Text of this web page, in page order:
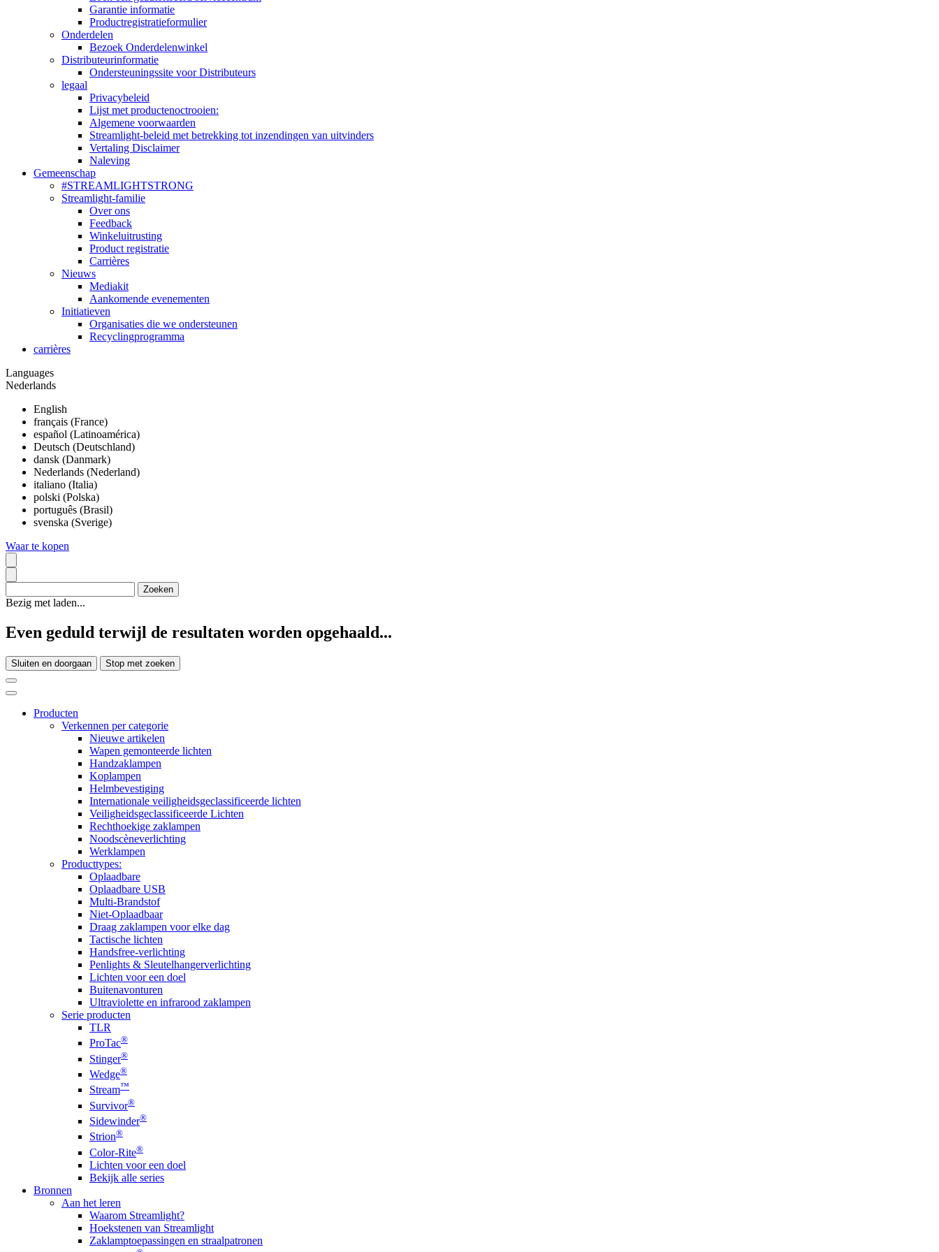
Garantie informatie
Productregistratieformulier
Onderdelen
Bezoek Onderdelenwinkel
Distributeurinformatie
Ondersteuningssite voor Distributeurs
legaal
Privacybeleid
Lijst met productenoctrooien:
Algemene voorwaarden
Streamlight-beleid met betrekking tot inzendingen van uitvinders
Vertaling Disclaimer
Naleving
Gemeenschap
#STREAMLIGHTSTRONG
Streamlight-familie
Over ons
Feedback
Winkeluitrusting
Product registratie
Carrières
Nieuws
Mediakit
Aankomende evenementen
Initiatieven
Organisaties die we ondersteunen
Recyclingprogramma
carrières
Languages
Nederlands
English
français (France)
español (Latinoamérica)
Deutsch (Deutschland)
dansk (Danmark)
Nederlands (Nederland)
italiano (Italia)
polski (Polska)
português (Brasil)
svenska (Sverige)
Waar te kopen
Bezig met laden...
Even geduld terwijl de resultaten worden opgehaald...
Sluiten en doorgaan Stop met zoeken
Producten
Verkennen per categorie
Nieuwe artikelen
Wapen gemonteerde lichten
Handzaklampen
Koplampen
Helmbevestiging
Internationale veiligheidsgeclassificeerde lichten
Veiligheidsgeclassificeerde Lichten
Rechthoekige zaklampen
Noodscèneverlichting
Werklampen
Producttypes:
Oplaadbare
Oplaadbare USB
Multi-Brandstof
Niet-Oplaadbaar
Draag zaklampen voor elke dag
Tactische lichten
Handsfree-verlichting
Penlights & Sleutelhangerverlichting
Lichten voor een doel
Buitenavonturen
Ultraviolette en infrarood zaklampen
Serie producten
TLR
ProTac®
Stinger®
Wedge®
Stream™
Survivor®
Sidewinder®
Strion®
Color-Rite®
Lichten voor een doel
Bekijk alle series
Bronnen
Aan het leren
Waarom Streamlight?
Hoekstenen van Streamlight
Zaklamptoepassingen en straalpatronen